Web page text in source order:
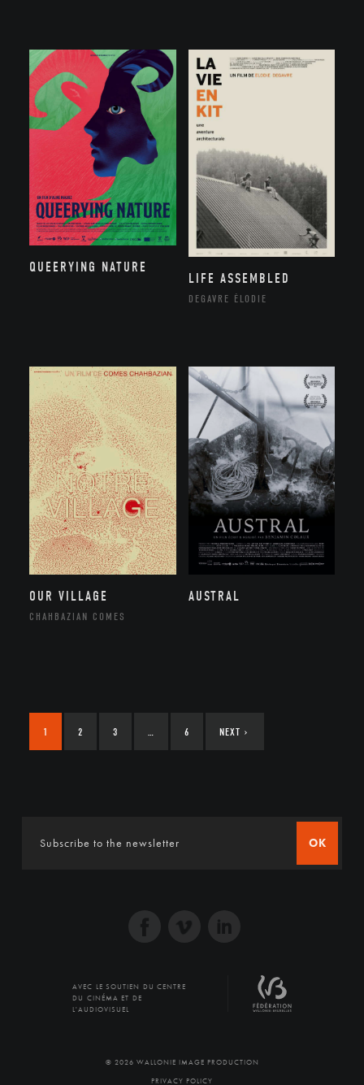
QUEERYING NATURE
LIFE ASSEMBLED
DEGAVRE ÉLODIE
OUR VILLAGE
CHAHBAZIAN COMES
AUSTRAL
1 2 3 6 NEXT ›
OK
AVEC LE SOUTIEN DU CENTRE
DU CINÉMA ET DE
L'AUDIOVISUEL
© 2026 WALLONIE IMAGE PRODUCTION
PRIVACY POLICY